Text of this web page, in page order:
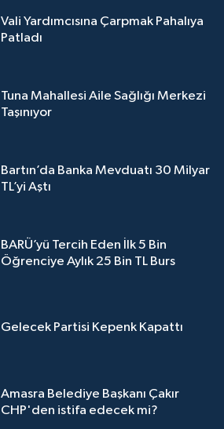
Vali Yardımcısına Çarpmak Pahalıya
Patladı
Tuna Mahallesi Aile Sağlığı Merkezi
Taşınıyor
Bartın’da Banka Mevduatı 30 Milyar
TL’yi Aştı
BARÜ’yü Tercih Eden İlk 5 Bin
Öğrenciye Aylık 25 Bin TL Burs
Gelecek Partisi Kepenk Kapattı
Amasra Belediye Başkanı Çakır
CHP'den istifa edecek mi?